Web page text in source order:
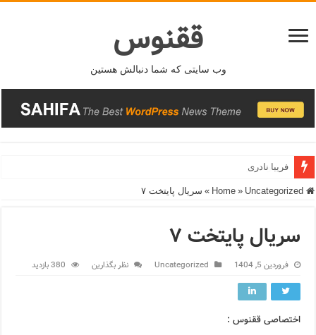
ققنوس
وب سایتی که شما دنبالش هستین
فریبا نادری
فریدونشهر
» Uncategorized
» سریال پایتخت ۷
سریال پایتخت ۷
فروردین 5, 1404 Uncategorized نظر بگذارین 380 بازدید
اختصاصی ققنوس :